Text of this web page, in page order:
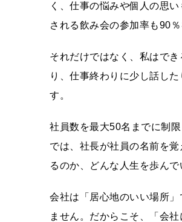
く、仕事の悩みや個⼈の思
される飲み会の参加率も90
それだけではなく、私はで
り、仕事終わりに少し話し
す。
社員数を最⼤50名までに制
では、社⻑が社員の名前を
るのか、どんな⼈⽣を歩ん
会社は「居⼼地のいい場所
ません。だからこそ、「会